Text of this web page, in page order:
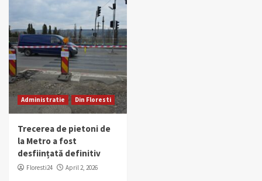
Administratie Din Floresti
Trecerea de pietoni de
la Metro a fost
desființată definitiv
Floresti24 April 2, 2026